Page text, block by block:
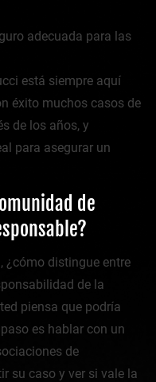
adecuada para las
está siempre aquí
éxito muchos casos de
de los años, y
para asegurar un
de
¿cómo distingue entre
de la
piensa que podría
es hablar con un
de
su caso y ver si vale la